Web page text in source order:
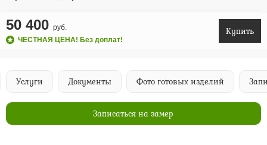
50 400 руб.
ЧЕСТНАЯ ЦЕНА! Без доплат!
Купить
Услуги Документы Фото готовых изделий
Записаться на замер